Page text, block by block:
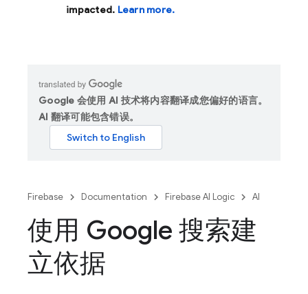
impacted. Learn more.
Google 会使用 AI 技术将内容翻译成您偏好的语言。
AI 翻译可能包含错误。
Firebase Documentation Firebase AI Logic AI
使用 Google 搜索建
立依据